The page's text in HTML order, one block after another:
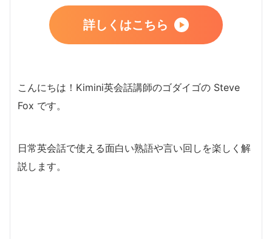
詳しくはこちら
こんにちは！Kimini英会話講師のゴダイゴの Steve
Fox です。
日常英会話で使える面白い熟語や言い回しを楽しく解
説します。